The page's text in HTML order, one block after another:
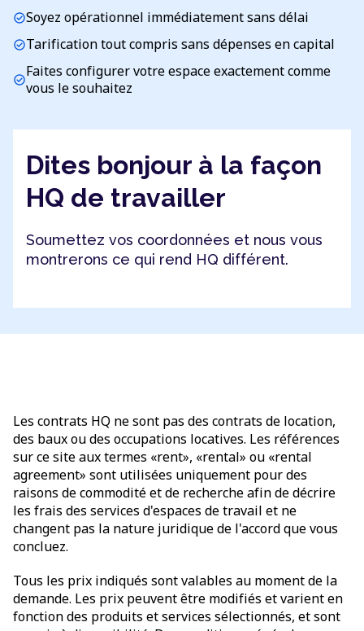
check_circleSoyez opérationnel immédiatement sans délai
check_circleTarification tout compris sans dépenses en capital
check_circleFaites configurer votre espace exactement comme
vous le souhaitez
Dites bonjour à la façon
HQ de travailler
Soumettez vos coordonnées et nous vous
montrerons ce qui rend HQ différent.
Les contrats HQ ne sont pas des contrats de location,
des baux ou des occupations locatives. Les références
sur ce site aux termes «rent», «rental» ou «rental
agreement» sont utilisées uniquement pour des
raisons de commodité et de recherche afin de décrire
les frais des services d'espaces de travail et ne
changent pas la nature juridique de l'accord que vous
concluez.
Tous les prix indiqués sont valables au moment de la
demande. Les prix peuvent être modifiés et varient en
fonction des produits et services sélectionnés, et sont